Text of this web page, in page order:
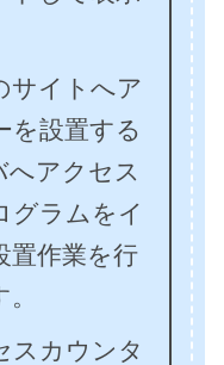
サイトへア
を設置する
へアクセス
グラムをイ
置作業を行
スカウンタ